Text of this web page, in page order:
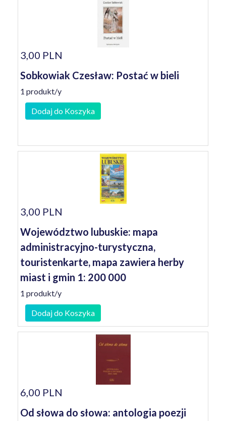
3,00 PLN
Sobkowiak Czesław: Postać w bieli
1 produkt/y
Dodaj do Koszyka
3,00 PLN
Województwo lubuskie: mapa
administracyjno-turystyczna,
touristenkarte, mapa zawiera herby
miast i gmin 1: 200 000
1 produkt/y
Dodaj do Koszyka
6,00 PLN
Od słowa do słowa: antologia poezji